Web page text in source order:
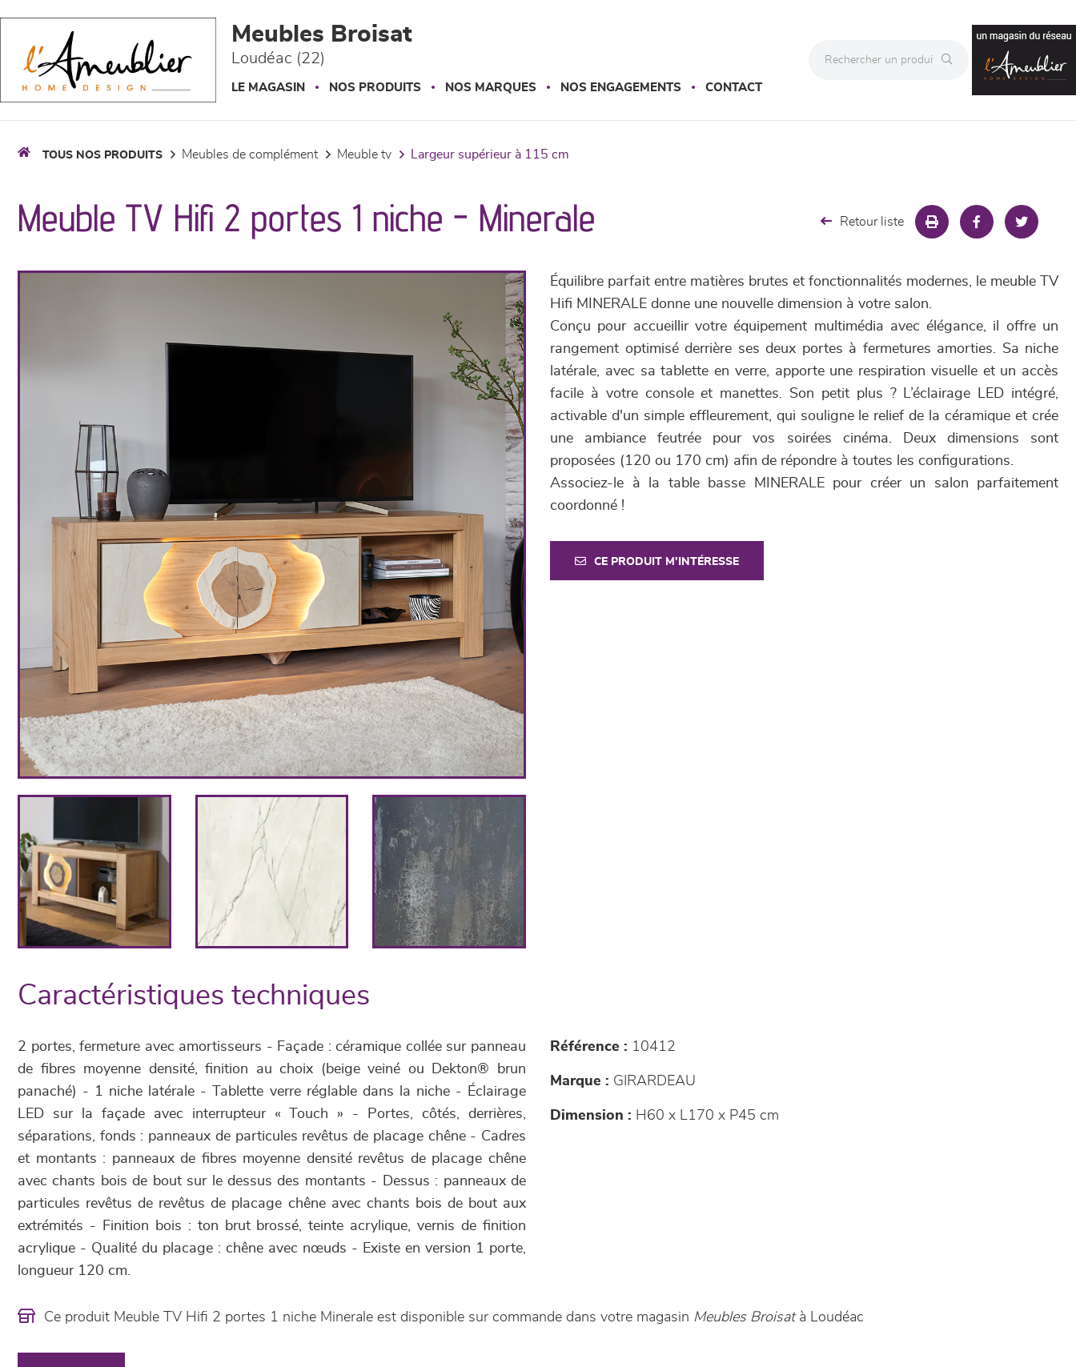
Meubles Broisat
Loudéac (22)
LE MAGASIN NOS PRODUITS NOS MARQUES NOS ENGAGEMENTS CONTACT
TOUS NOS PRODUITS meubles de complément meuble tv largeur supérieur à 115 cm
Meuble TV Hifi 2 portes 1 niche - Minerale Retour liste
Équilibre parfait entre matières brutes et fonctionnalités modernes, le meuble TV
Hifi MINERALE donne une nouvelle dimension à votre salon.
Conçu pour accueillir votre équipement multimédia avec élégance, il offre un
rangement optimisé derrière ses deux portes à fermetures amorties. Sa niche
latérale, avec sa tablette en verre, apporte une respiration visuelle et un accès
facile à votre console et manettes. Son petit plus ? L’éclairage LED intégré,
activable d'un simple effleurement, qui souligne le relief de la céramique et crée
une ambiance feutrée pour vos soirées cinéma. Deux dimensions sont
proposées (120 ou 170 cm) afin de répondre à toutes les configurations.
Associez-le à la table basse MINERALE pour créer un salon parfaitement
coordonné !
CE PRODUIT M'INTÉRESSE
Caractéristiques techniques
2 portes, fermeture avec amortisseurs - Façade : céramique collée sur panneau
de fibres moyenne densité, finition au choix (beige veiné ou Dekton® brun
panaché) - 1 niche latérale - Tablette verre réglable dans la niche - Éclairage
LED sur la façade avec interrupteur « Touch » - Portes, côtés, derrières,
séparations, fonds : panneaux de particules revêtus de placage chêne - Cadres
et montants : panneaux de fibres moyenne densité revêtus de placage chêne
avec chants bois de bout sur le dessus des montants - Dessus : panneaux de
particules revêtus de revêtus de placage chêne avec chants bois de bout aux
extrémités - Finition bois : ton brut brossé, teinte acrylique, vernis de finition
acrylique - Qualité du placage : chêne avec nœuds - Existe en version 1 porte,
longueur 120 cm.
Référence : 10412
Marque : GIRARDEAU
Dimension : H60 x L170 x P45 cm
Ce produit Meuble TV Hifi 2 portes 1 niche Minerale est disponible sur commande dans votre magasin Meubles Broisatà Loudéac